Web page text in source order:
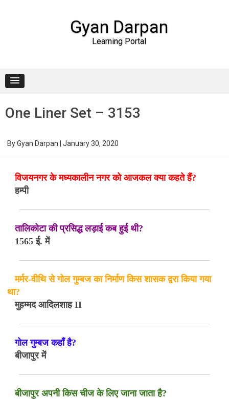
Gyan Darpan
Learning Portal
One Liner Set – 3153
ByGyan Darpan January 30, 2020
विजयनगर के मध्यकालीन नगर को आजकल क्या कहते हैं?
हम्पी
तालिकोटा की प्रसिद्ध लड़ाई कब हुई थी?
1565 ई. में
मर्मर-वीथि से गोल गुम्बज का निर्माण किस शासक द्वरा किया गया
था?
मुहम्मद आदिलशाह II
गोल गुम्बज कहाँ है?
बीजापुर में
बीजापुर अपनी किस चीज के लिए जाना जाता है?